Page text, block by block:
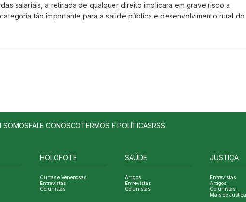
salariais, a retirada de qualquer direito implicara em grave risco a
tão importante para a saúde pública e desenvolvimento rural do
SOMOSFALE CONOSCOTERMOS E POLÍTICASRSS
HOLOFOTE
Curtas e Venenosas
Entrevistas
Colunistas
SAÚDE
Artigos
Entrevistas
Colunistas
JUSTIÇA
Entrevistas
Artigos
Colunistas
Mais de Justiça